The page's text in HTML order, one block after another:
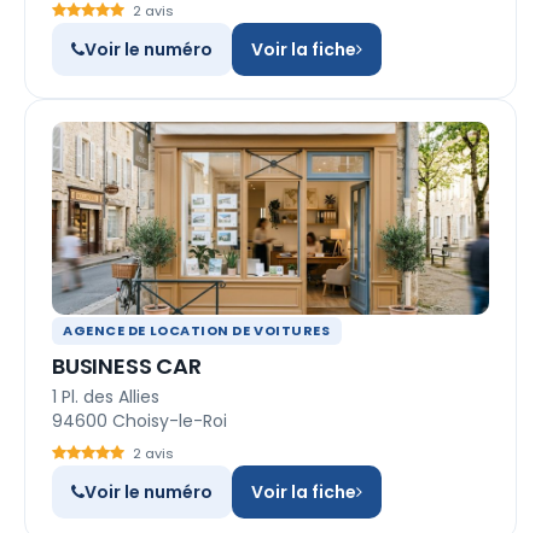
2 avis
Voir le numéro Voir la fiche
AGENCE DE LOCATION DE VOITURES
BUSINESS CAR
1 Pl. des Allies
94600 Choisy-le-Roi
2 avis
Voir le numéro Voir la fiche